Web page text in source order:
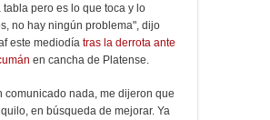
tabla pero es lo que toca y lo
no hay ningún problema", dijo
este mediodía tras la derrota ante
en cancha de Platense.
comunicado nada, me dijeron que
en búsqueda de mejorar. Ya